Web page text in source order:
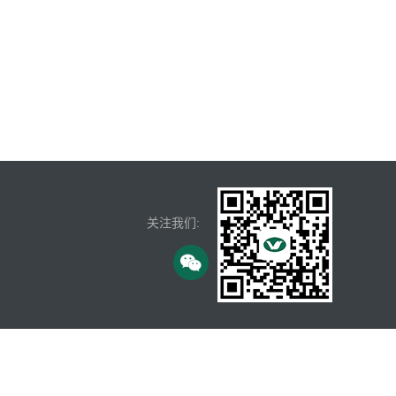
关注我们: